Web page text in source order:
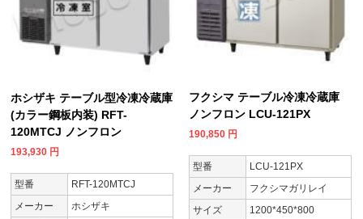
ホシザキ テーブル型冷凍冷蔵庫
(カラー鋼板内装) RFT-
120MTCJ ノンフロン
193,930 円
型番
RFT-120MTCJ
メーカー
ホシザキ
フクシマ テーブル冷凍冷蔵庫
ノンフロン LCU-121PX
190,850 円
型番
LCU-121PX
メーカー
フクシマガリレイ
サイズ
1200*450*800